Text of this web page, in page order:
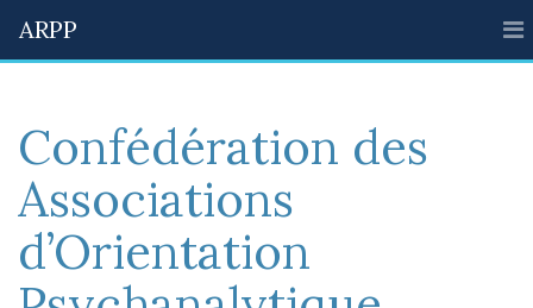
ARPP
Confédération des
Associations
d’Orientation